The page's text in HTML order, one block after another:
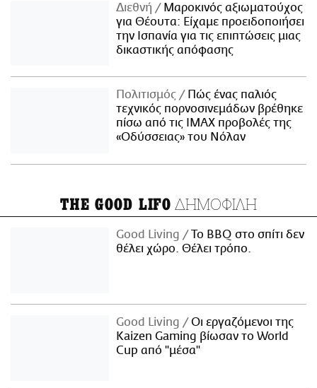
Διεθνή
Μαροκινός αξιωματούχος
για Θέουτα: Είχαμε προειδοποιήσει
την Ισπανία για τις επιπτώσεις μιας
δικαστικής απόφασης
Πολιτισμός
Πώς ένας παλιός
τεχνικός πορνοσινεμάδων βρέθηκε
πίσω από τις IMAX προβολές της
«Οδύσσειας» του Νόλαν
THE GOOD LIFO ΔΗΜΟΦΙΛΗ
Good Living
Το BBQ στο σπίτι δεν
θέλει χώρο. Θέλει τρόπο.
Good Living
Οι εργαζόμενοι της
Kaizen Gaming βίωσαν το World
Cup από "μέσα"